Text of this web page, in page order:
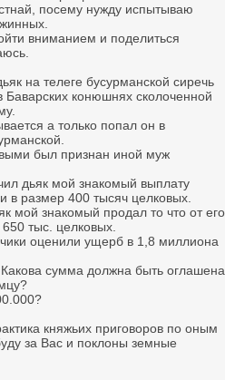
посему нужду испытываю
вниманием и поделиться
на телеге бусурманской сиречь
конюшнях сколоченной
а только попал он в
был признан иной муж
дьяк мой знакомый выплату
в размер 400 тысяч целковых.
мой знакомый продал то что от его
тыс. целковых.
оценили ущерб в 1,8 миллиона
сумма должна быть оглашена
княжьих приговоров по оным
за Вас и поклоны земные